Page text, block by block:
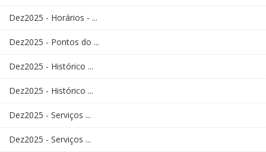
Dez2025 - Horários - ...
Dez2025 - Pontos do ...
Dez2025 - Histórico ...
Dez2025 - Histórico ...
Dez2025 - Serviços ...
Dez2025 - Serviços ...